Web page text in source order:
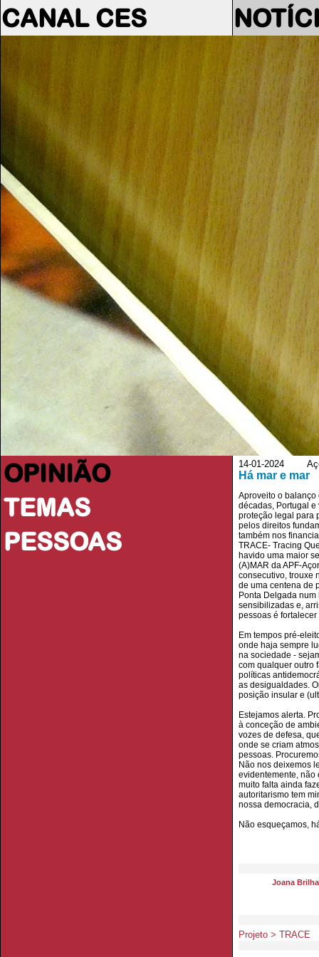
CANAL CES
OPINIÃO
TEMAS
PESSOAS
14-01-2024
Há mar e mar
Aproveito o balanço
décadas, Portugal
proteção legal para
pelos direitos
também nos
TRACE- Tracing
havido uma maior
(A)MAR da APF-
consecutivo, trouxe
de uma centena de
Ponta Delgada
sensibilizadas e,
pessoas é
Em tempos pré-
onde haja sempre
na sociedade -
com qualquer outro
políticas
as desigualdades.
posição insular e
Estejamos alerta.
à conceção de
vozes de defesa,
onde se criam
pessoas.
Não nos deixemos
evidentemente, não
muito falta ainda
autoritarismo tem
nossa democracia,
Não esqueçamos,
Joana
Projeto > TRACE